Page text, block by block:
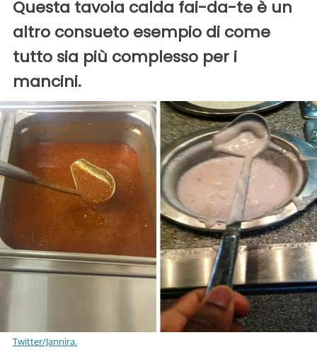
Questa tavola calda fai-da-te è un
altro consueto esempio di come
tutto sia più complesso per i
mancini.
Twitter/Jannira.